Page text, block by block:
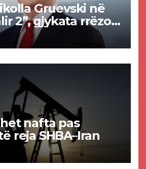
Gruevski në
2”, gjykata rrëzon
ndërtimin e
të selisë së
nafta pas
reja SHBA–Iran